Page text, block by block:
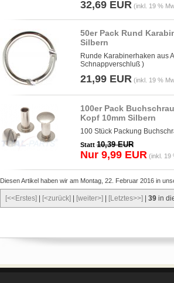
32,69 EUR (inkl. 19 %
50er Pack Rund
Silbern
Runde Karabinerhaken aus
Schnappverschluß )
21,99 EUR (inkl. 19 %
100er Pack
Kopf 10mm Silbern
100 Stück Packung
Statt 10,39 EUR
Nur 9,99 EUR (inkl. 19
Diesen Artikel haben wir am Montag, 22. Februar 2016 in
[<<Erstes] [<zurück] [weiter>] [Letztes>>] 39 in